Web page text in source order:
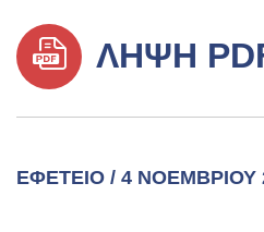
ΛΉΨΗ
ΕΦΕΤΕΊΟ / 4 ΝΟΕΜΒΡΊΟΥ